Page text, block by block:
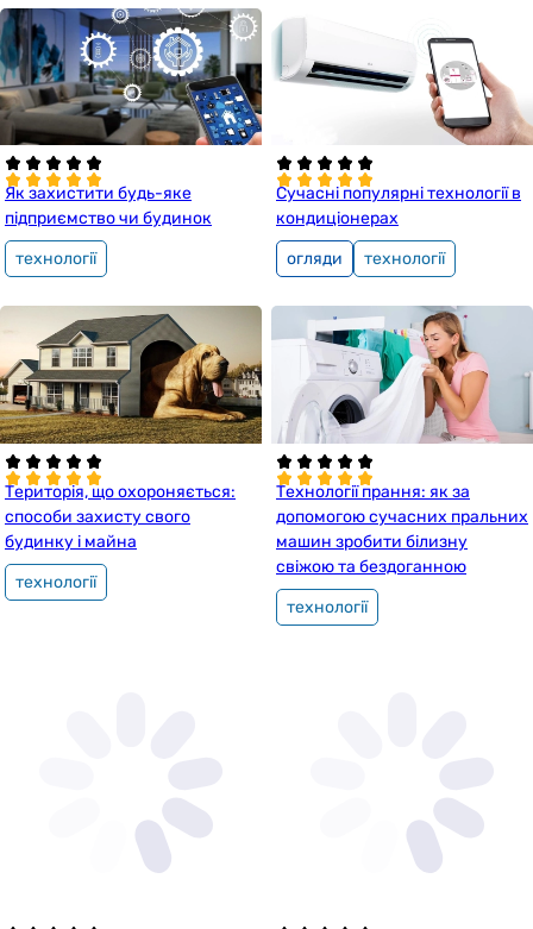
Як захистити будь-яке
підприємство чи будинок
технології
Сучасні популярні технології в
кондиціонерах
огляди
технології
Територія, що охороняється:
способи захисту свого
будинку і майна
технології
Технології прання: як за
допомогою сучасних пральних
машин зробити білизну
свіжою та бездоганною
технології